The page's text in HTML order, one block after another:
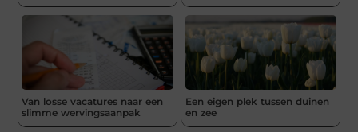
Van losse vacatures naar een
slimme wervingsaanpak
Een eigen plek tussen duinen
en zee